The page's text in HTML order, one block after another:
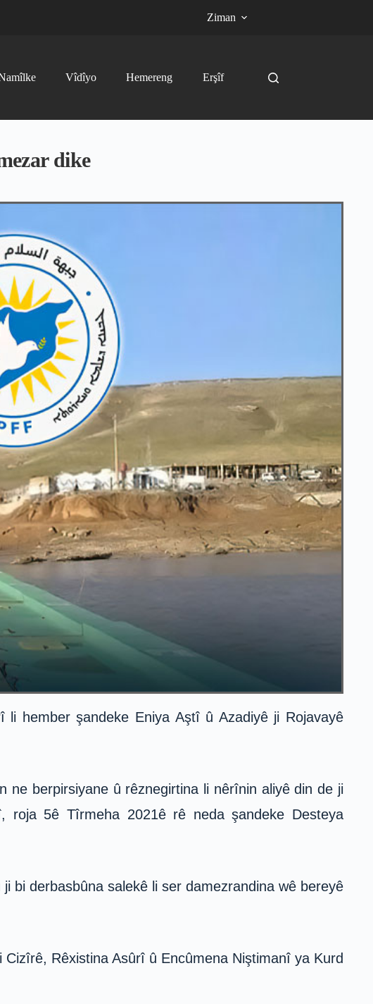
Ziman
Vîdîyo Hemereng Erşîf
dike
hember şandeke Eniya Aştî û Azadiyê ji Rojavayê
ne berpirsiyane û rêznegirtina li nêrînin aliyê din de ji
roja 5ê Tîrmeha 2021ê rê neda şandeke Desteya
bi derbasbûna salekê li ser damezrandina wê bereyê
Rêxistina Asûrî û Encûmena Niştimanî ya Kurd